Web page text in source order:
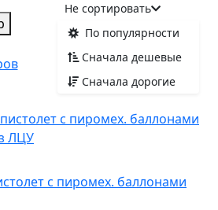
Не сортировать
По популярности
Сначала дешевые
Сначала дорогие
с пиромех. баллонами